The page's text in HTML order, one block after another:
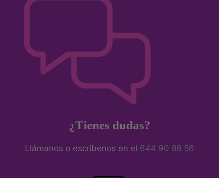
¿Tienes dudas?
Llámanos o escríbenos en el 644 90 88 56